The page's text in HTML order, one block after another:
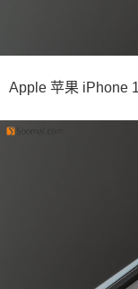
Apple 苹果 iPhone